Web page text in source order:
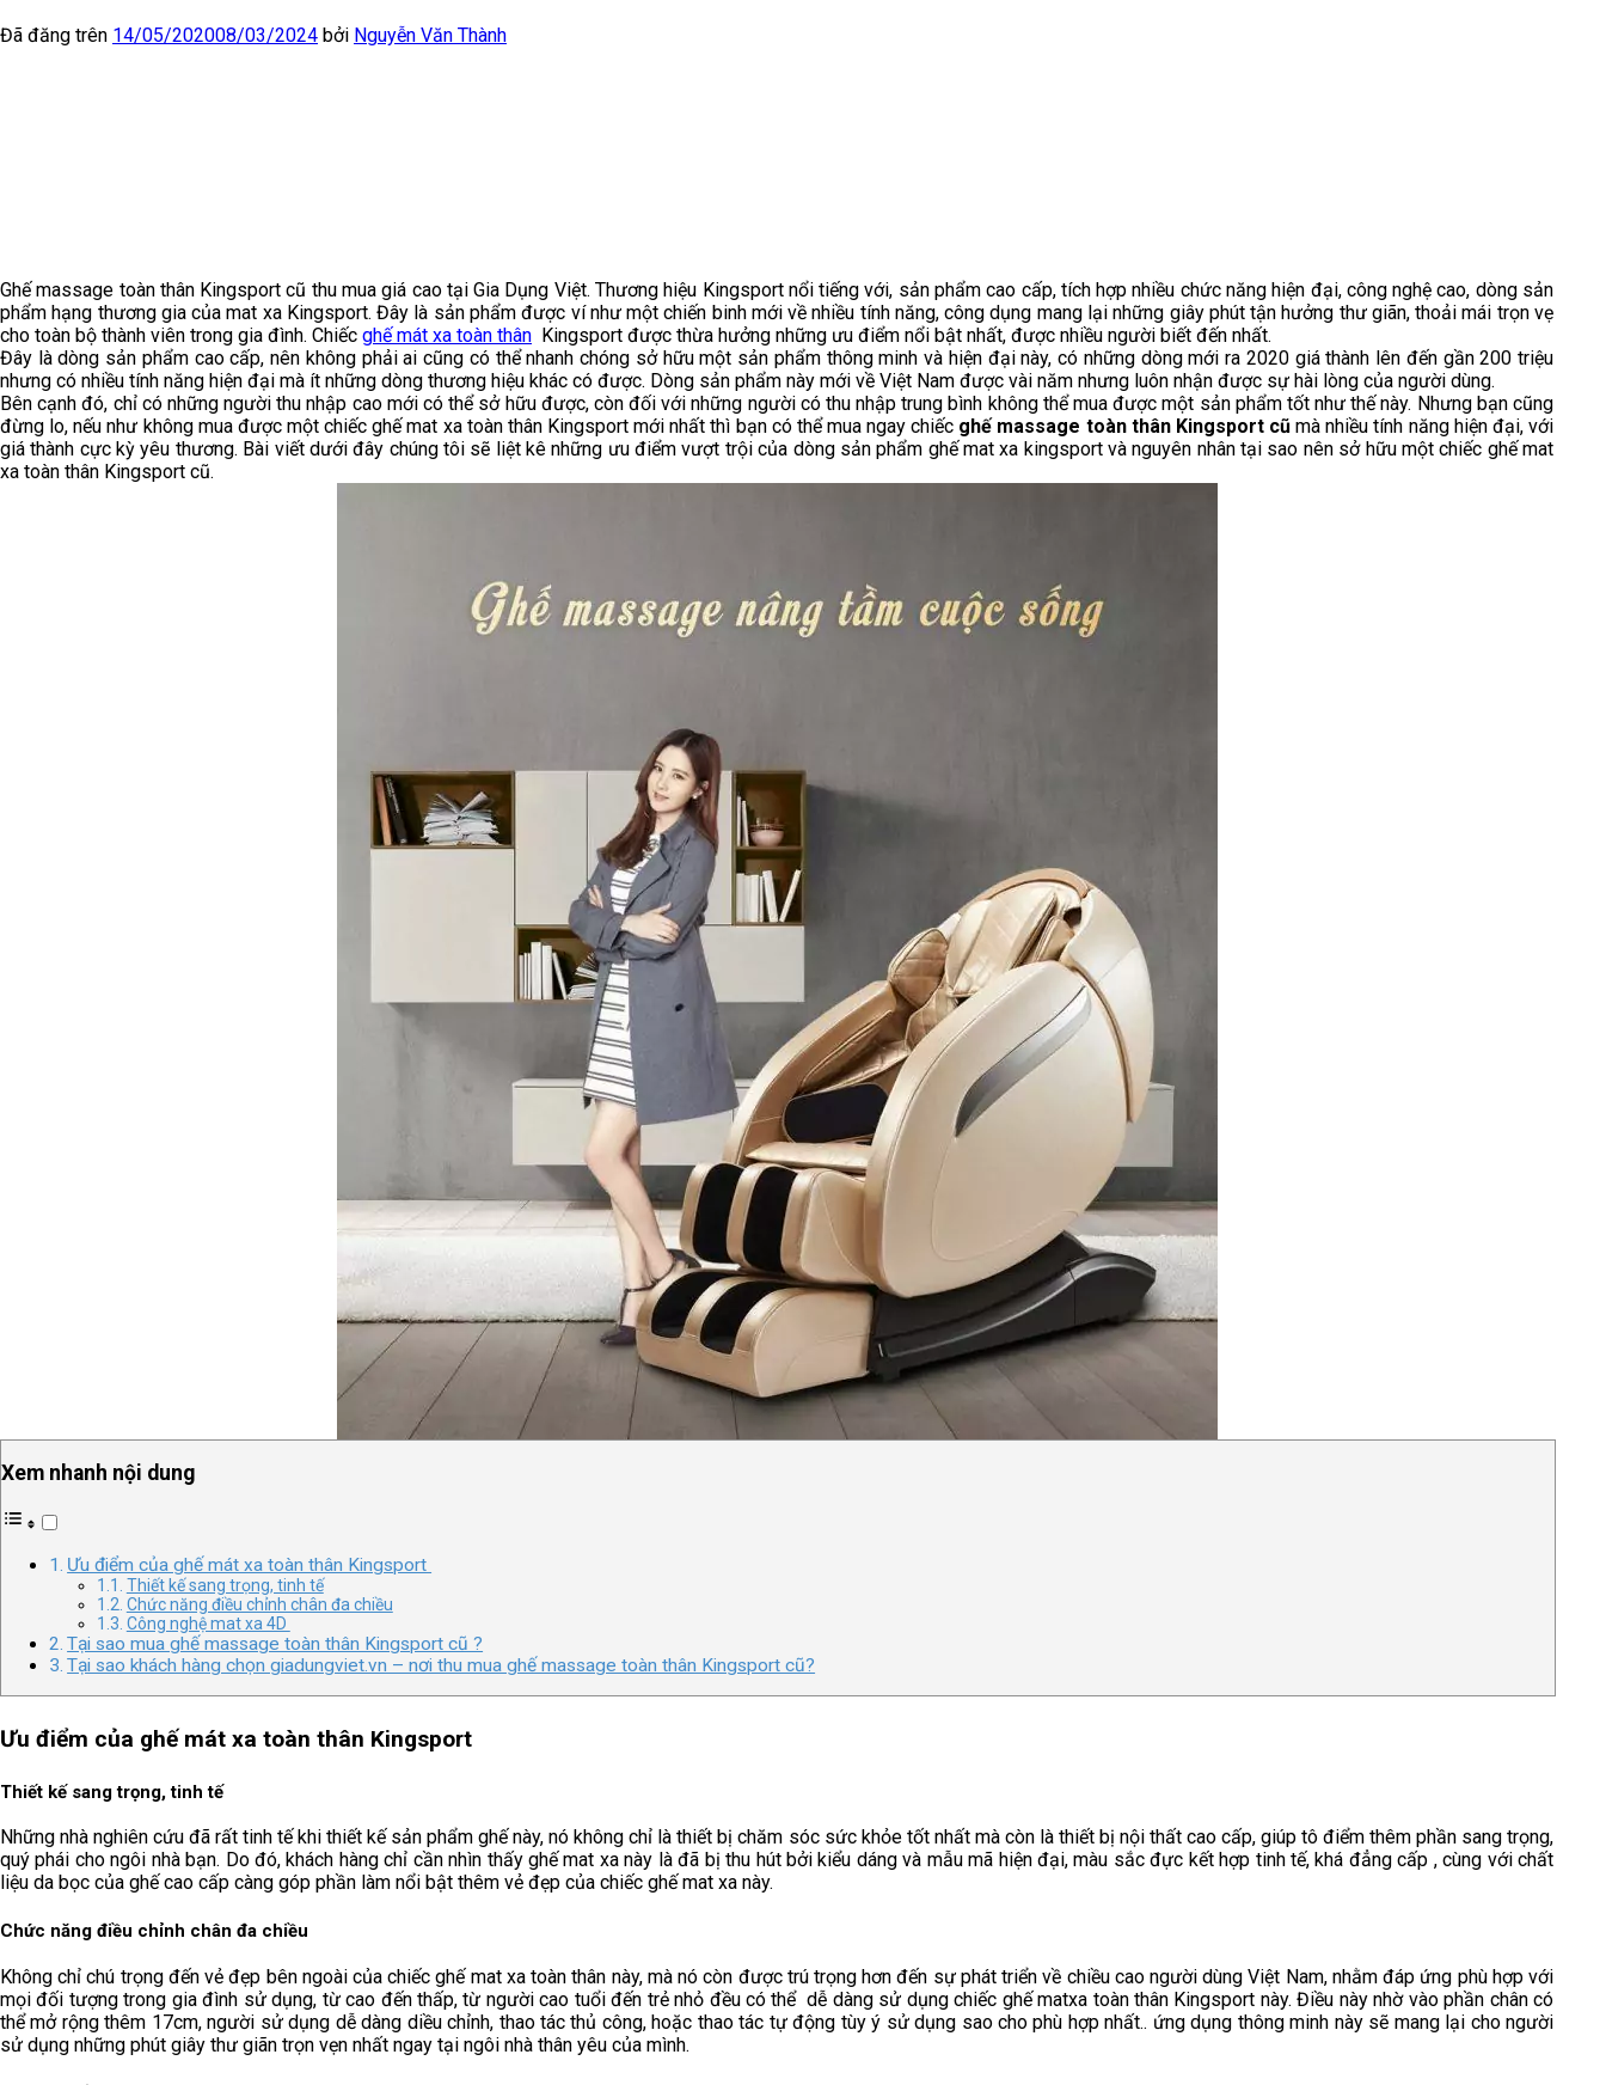
Đã đăng trên 14/05/202008/03/2024 bởi Nguyễn Văn Thành
Ghế massage toàn thân Kingsport cũ thu mua giá cao tại Gia Dụng Việt. Thương hiệu Kingsport nổi tiếng với, sản phẩm cao cấp, tích hợp nhiều chức năng hiện đại, công nghệ cao, dòng sản
phẩm hạng thương gia của mat xa Kingsport. Đây là sản phẩm được ví như một chiến binh mới về nhiều tính năng, công dụng mang lại những giây phút tận hưởng thư giãn, thoải mái trọn vẹ
cho toàn bộ thành viên trong gia đình. Chiếc ghế mát xa toàn thân Kingsport được thừa hưởng những ưu điểm nổi bật nhất, được nhiều người biết đến nhất.
Đây là dòng sản phẩm cao cấp, nên không phải ai cũng có thể nhanh chóng sở hữu một sản phẩm thông minh và hiện đại này, có những dòng mới ra 2020 giá thành lên đến gần 200 triệu
nhưng có nhiều tính năng hiện đại mà ít những dòng thương hiệu khác có được. Dòng sản phẩm này mới về Việt Nam được vài năm nhưng luôn nhận được sự hài lòng của người dùng.
Bên cạnh đó, chỉ có những người thu nhập cao mới có thể sở hữu được, còn đối với những người có thu nhập trung bình không thể mua được một sản phẩm tốt như thế này. Nhưng bạn cũng
đừng lo, nếu như không mua được một chiếc ghế mat xa toàn thân Kingsport mới nhất thì bạn có thể mua ngay chiếc ghế massage toàn thân Kingsport cũ mà nhiều tính năng hiện đại, với
giá thành cực kỳ yêu thương. Bài viết dưới đây chúng tôi sẽ liệt kê những ưu điểm vượt trội của dòng sản phẩm ghế mat xa kingsport và nguyên nhân tại sao nên sở hữu một chiếc ghế mat
xa toàn thân Kingsport cũ.
Xem nhanh nội dung
Ưu điểm của ghế mát xa toàn thân Kingsport
Thiết kế sang trọng, tinh tế
Chức năng điều chỉnh chân đa chiều
Công nghệ mat xa 4D
Tại sao mua ghế massage toàn thân Kingsport cũ ?
Tại sao khách hàng chọn giadungviet.vn – nơi thu mua ghế massage toàn thân Kingsport cũ?
Ưu điểm của ghế mát xa toàn thân Kingsport
Thiết kế sang trọng, tinh tế
Những nhà nghiên cứu đã rất tinh tế khi thiết kế sản phẩm ghế này, nó không chỉ là thiết bị chăm sóc sức khỏe tốt nhất mà còn là thiết bị nội thất cao cấp, giúp tô điểm thêm phần sang trọng,
quý phái cho ngôi nhà bạn. Do đó, khách hàng chỉ cần nhìn thấy ghế mat xa này là đã bị thu hút bởi kiểu dáng và mẫu mã hiện đại, màu sắc đực kết hợp tinh tế, khá đẳng cấp , cùng với chất
liệu da bọc của ghế cao cấp càng góp phần làm nổi bật thêm vẻ đẹp của chiếc ghế mat xa này.
Chức năng điều chỉnh chân đa chiều
Không chỉ chú trọng đến vẻ đẹp bên ngoài của chiếc ghế mat xa toàn thân này, mà nó còn được trú trọng hơn đến sự phát triển về chiều cao người dùng Việt Nam, nhằm đáp ứng phù hợp với
mọi đối tượng trong gia đình sử dụng, từ cao đến thấp, từ người cao tuổi đến trẻ nhỏ đều có thể dễ dàng sử dụng chiếc ghế matxa toàn thân Kingsport này. Điều này nhờ vào phần chân có
thể mở rộng thêm 17cm, người sử dụng dễ dàng diều chỉnh, thao tác thủ công, hoặc thao tác tự động tùy ý sử dụng sao cho phù hợp nhất.. ứng dụng thông minh này sẽ mang lại cho người
sử dụng những phút giây thư giãn trọn vẹn nhất ngay tại ngôi nhà thân yêu của mình.